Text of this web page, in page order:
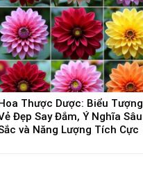
Thược Dược: Biểu Tượng
Đẹp Say Đắm, Ý Nghĩa Sâu
và Năng Lượng Tích Cực